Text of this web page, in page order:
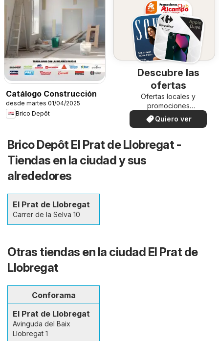
Catálogo Construcción
desde martes 01/04/2025
Brico Depôt
Descubre las
ofertas
Ofertas locales y
promociones
especiales.
Quiero ver
Brico Depôt El Prat de Llobregat -
Tiendas en la ciudad y sus
alrededores
El Prat de Llobregat
Carrer de la Selva 10
Otras tiendas en la ciudad El Prat de
Llobregat
Conforama
El Prat de Llobregat
Avinguda del Baix
Llobregat 1